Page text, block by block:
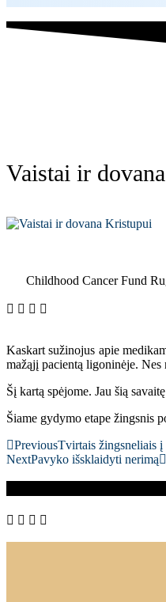
Vaistai ir
Childhood Cancer Fund
Kaskart sužinojus apie
mažąjį pacientą ligoninėje.
Šį kartą spėjome. Jau šią
Šiame gydymo etape žingsnis
PreviousTvirtais žingsneliais į
NextPavyko išsklaidyti nerimą